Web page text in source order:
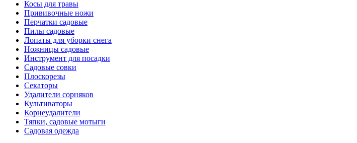
Косы для травы
Прививочные ножи
Перчатки садовые
Пилы садовые
Лопаты для уборки снега
Ножницы садовые
Инструмент для посадки
Садовые совки
Плоскорезы
Секаторы
Удалители сорняков
Культиваторы
Корнеудалители
Тяпки, садовые мотыги
Садовая одежда